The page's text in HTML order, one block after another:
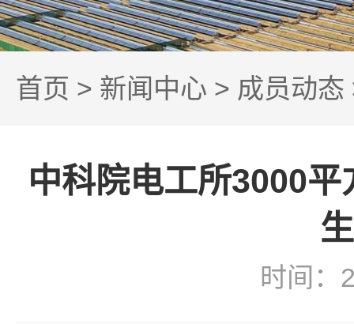
首页 > 新闻中心 > 成员动态
中科院电工所3000
时间